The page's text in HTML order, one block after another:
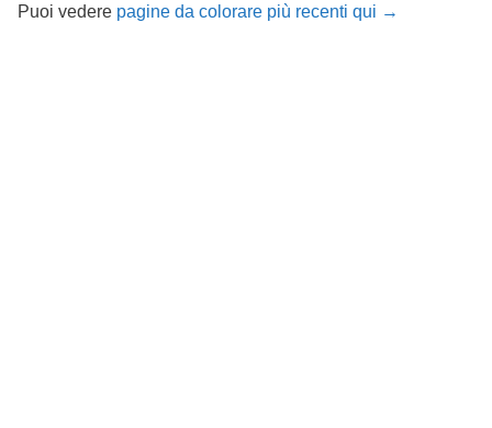
Puoi vedere pagine da colorare più recenti qui →